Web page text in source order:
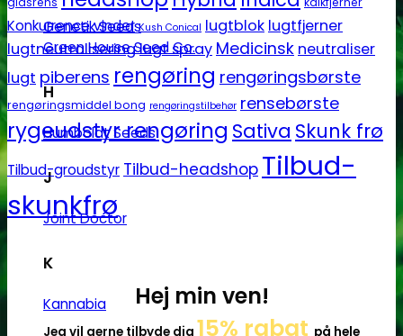
Genetik Seeds
Green House Seed Co.
H
Humboldt Seeds
J
Joint Doctor
K
Kannabia
Konkurrence vinder Kush Conical lugtblok lugtfjerner
lugtneutraliseringlugt spray Medicinsk neutraliser
lugt piberens rengøring rengøringsbørste
rengøringsmiddel bong rengøringstilbehør rensebørste
rygeudstyr rengøring Sativa Skunk frø
Tilbud-groudstyr Tilbud-headshop Tilbud-
skunkfrø
Hej min ven!
Jeg vil gerne tilbyde dig 15% rabat på hele